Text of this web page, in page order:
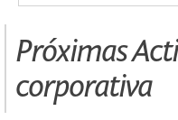
Próximas
corporativa